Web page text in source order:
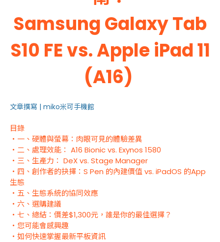
Samsung Galaxy Tab
S10 FE vs. Apple iPad 11
(A16)
文章撰寫 | miko米可手機館
目錄
・一、硬體與螢幕：肉眼可見的體驗差異
・二、處理效能： A16 Bionic vs. Exynos 1580
・三、生產力： DeX vs. Stage Manager
・四、創作者的抉擇：S Pen 的內建價值 vs. iPadOS 的App
生態
・五、生態系統的協同效應
・六、 選購建議
・七、總結：價差$1,300元，誰是你的最佳選擇？
・您可能會感興趣
・如何快速掌握最新平板資訊